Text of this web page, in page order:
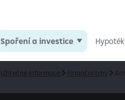
Spoření a investice
Užitečné informace Finanční trhy